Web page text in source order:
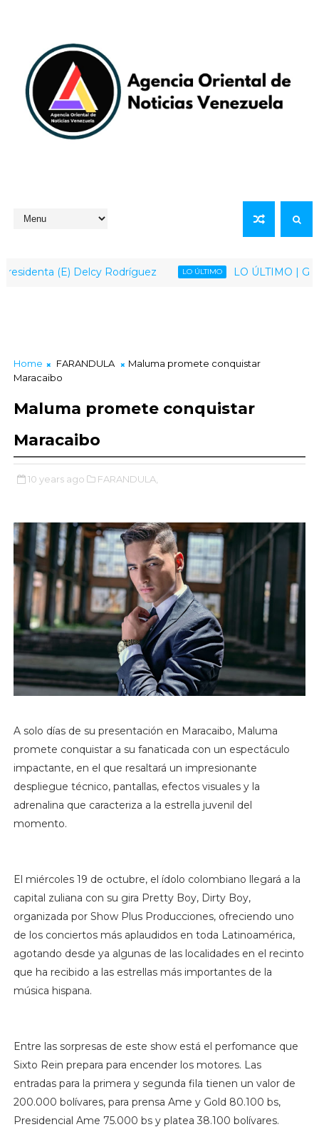
(E) Delcy Rodríguez LO ÚLTIMO LO ÚLTIMO |
Home FARANDULA
Maluma promete conquistar
Maracaibo
Maluma promete conquistar
Maracaibo
10 years ago FARANDULA,
A solo días de su presentación en Maracaibo, Maluma
promete conquistar a su fanaticada con un espectáculo
impactante, en el que resaltará un impresionante
despliegue técnico, pantallas, efectos visuales y la
adrenalina que caracteriza a la estrella juvenil del
momento.
El miércoles 19 de octubre, el ídolo colombiano llegará a la
capital zuliana con su gira Pretty Boy, Dirty Boy,
organizada por Show Plus Producciones, ofreciendo uno
de los conciertos más aplaudidos en toda Latinoamérica,
agotando desde ya algunas de las localidades en el recinto
que ha recibido a las estrellas más importantes de la
música hispana.
Entre las sorpresas de este show está el perfomance que
Sixto Rein prepara para encender los motores. Las
entradas para la primera y segunda fila tienen un valor de
200.000 bolívares, para prensa Ame y Gold 80.100 bs,
Presidencial Ame 75.000 bs y platea 38.100 bolívares.